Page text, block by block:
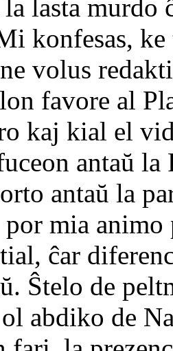
la lasta
konfesas,
volus
favore al
kaj kial el
antaŭ la
antaŭ la
mia
ĉar
Ŝtelo de
abdiko de